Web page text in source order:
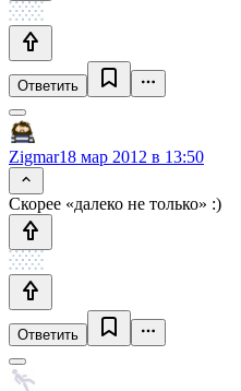
Ответить
Zigmar18 мар 2012 в 13:50
Скорее «далеко не только» :)
Ответить